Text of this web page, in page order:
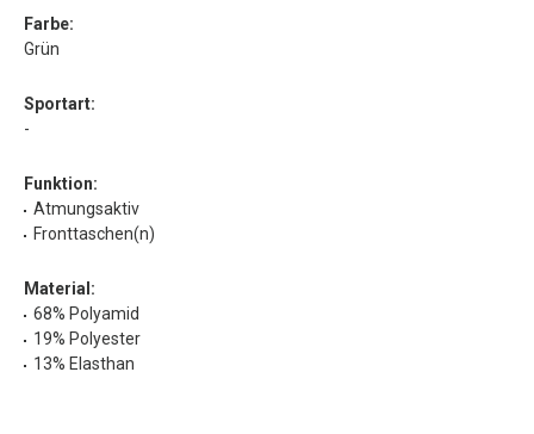
Farbe:
Grün
Sportart:
-
Funktion:
Atmungsaktiv
Fronttaschen(n)
Material:
68% Polyamid
19% Polyester
13% Elasthan